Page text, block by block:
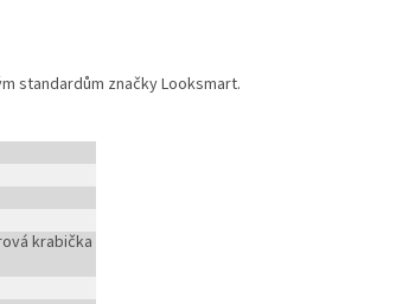
standardům značky Looksmart.
krabička